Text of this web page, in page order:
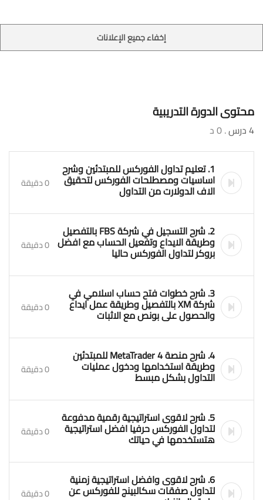
إخفاء جميع الإعلانات
محتوى الدورة التدريبية
4 درس . 0 د
1. تعليم تداول الفوركس للمبتدئين وشرح
اساسيات ومصطلحات الفوركس لتحقيق
الاف الدولارت من التداول 0 دقيقة
2. شرح التسجيل في شركة FBS بالتفصيل
وطريقة الايداع وتفعيل الحساب مع افضل
بروكر لتداول الفوركس حاليا 0 دقيقة
3. شرح خطوات فتح حساب اسلامي في
شركة XM بالتفصيل وطريقة عمل ايداع
والحصول على بونص مع الاثبات 0 دقيقة
4. شرح منصة MetaTrader 4 للمبتدئين
وطريقة استخدامها ودخول عمليات
التداول بشكل مبسط 0 دقيقة
5. شرح لاقوى استراتيجية رقمية مدفوعة
لتداول الفوركس حرفيا افضل استراتيجية
هتستخدمها في حياتك 0 دقيقة
6. شرح لاقوى وافضل استراتيجية زمنية
لتداول صفقات سكالبينج للفوركس عن 0 دقيقة